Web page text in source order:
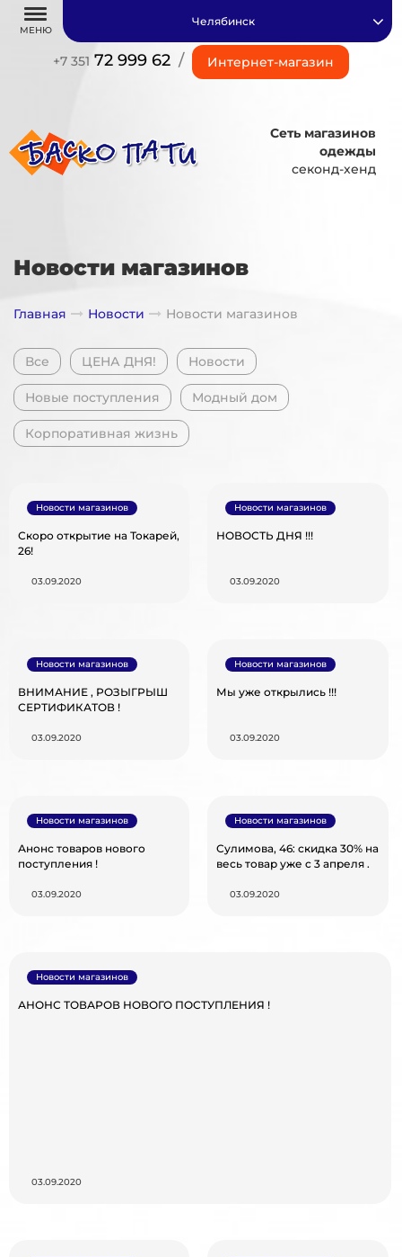
МЕНЮ
+7 351 72 999 62 / Интернет-магазин
Челябинск
Сеть магазинов
одежды
секонд-хенд
Новости магазинов
Главная Новости Новости магазинов
Все ЦЕНА ДНЯ! Новости
Новые поступления Модный дом
Корпоративная жизнь
Скоро открытие на Токарей,
26!
Новости магазинов
03.09.2020
НОВОСТЬ ДНЯ !!!
Новости магазинов
03.09.2020
ВНИМАНИЕ , РОЗЫГРЫШ
СЕРТИФИКАТОВ !
Новости магазинов
03.09.2020
Мы уже открылись !!!
Новости магазинов
03.09.2020
Анонс товаров нового
поступления !
Новости магазинов
03.09.2020
Сулимова, 46: скидка 30% на
весь товар уже c 3 апреля .
Новости магазинов
03.09.2020
АНОНС ТОВАРОВ НОВОГО ПОСТУПЛЕНИЯ !
Новости магазинов
03.09.2020